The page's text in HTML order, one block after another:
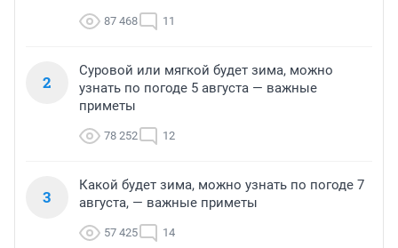
87 468 11
2
Суровой или мягкой будет зима, можно
узнать по погоде 5 августа — важные
приметы
78 252 12
3
Какой будет зима, можно узнать по погоде 7
августа, — важные приметы
57 425 14